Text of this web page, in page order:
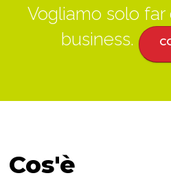
Vogliamo solo far
business.
Cos'è